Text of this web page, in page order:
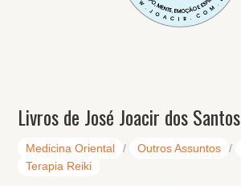
Livros de José Joacir dos Santos
Medicina Oriental / Outros Assuntos /
Terapia Reiki